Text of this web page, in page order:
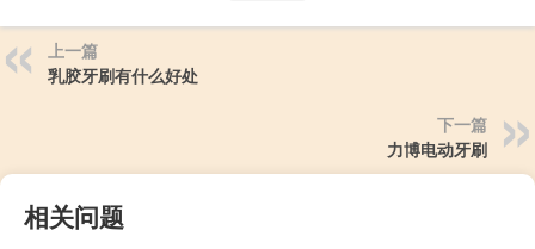
上一篇
乳胶牙刷有什么好处
下一篇
力博电动牙刷
相关问题